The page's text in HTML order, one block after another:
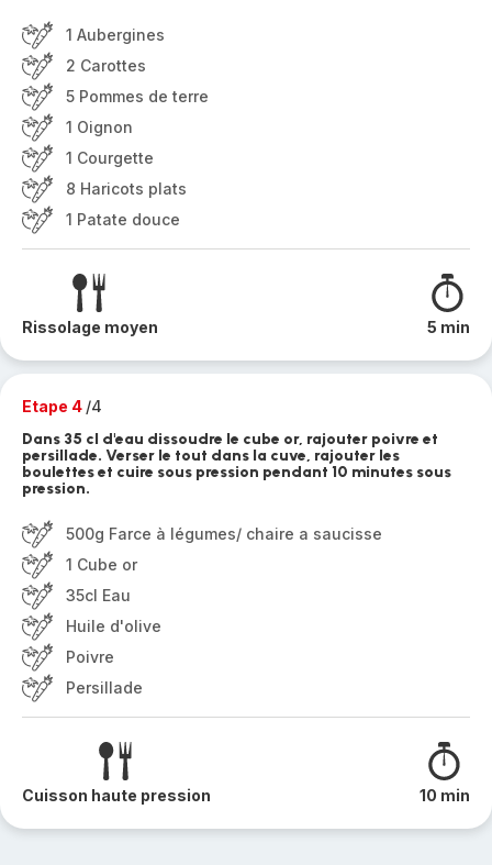
1 Aubergines
2 Carottes
5 Pommes de terre
1 Oignon
1 Courgette
8 Haricots plats
1 Patate douce
Rissolage moyen 5 min
Etape 4 /4
Dans 35 cl d'eau dissoudre le cube or, rajouter poivre et
persillade. Verser le tout dans la cuve, rajouter les
boulettes et cuire sous pression pendant 10 minutes sous
pression.
500g Farce à légumes/ chaire a saucisse
1 Cube or
35cl Eau
Huile d'olive
Poivre
Persillade
Cuisson haute pression 10 min